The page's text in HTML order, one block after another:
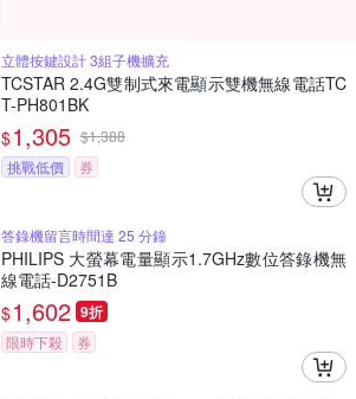
立體按鍵設計 3組子機擴充
TCSTAR 2.4G雙制式來電顯示雙機無線電話TC
T-PH801BK
$1,305 $1,388
挑戰低價
券
答錄機留言時間達 25 分鐘
PHILIPS 大螢幕電量顯示1.7GHz數位答錄機無
線電話-D2751B
$1,602 9折
限時下殺 券